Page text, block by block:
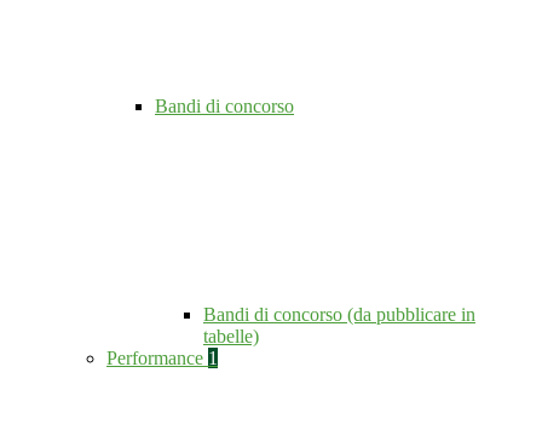
Bandi di concorso
Bandi di concorso (da pubblicare in
tabelle)
Performance 1